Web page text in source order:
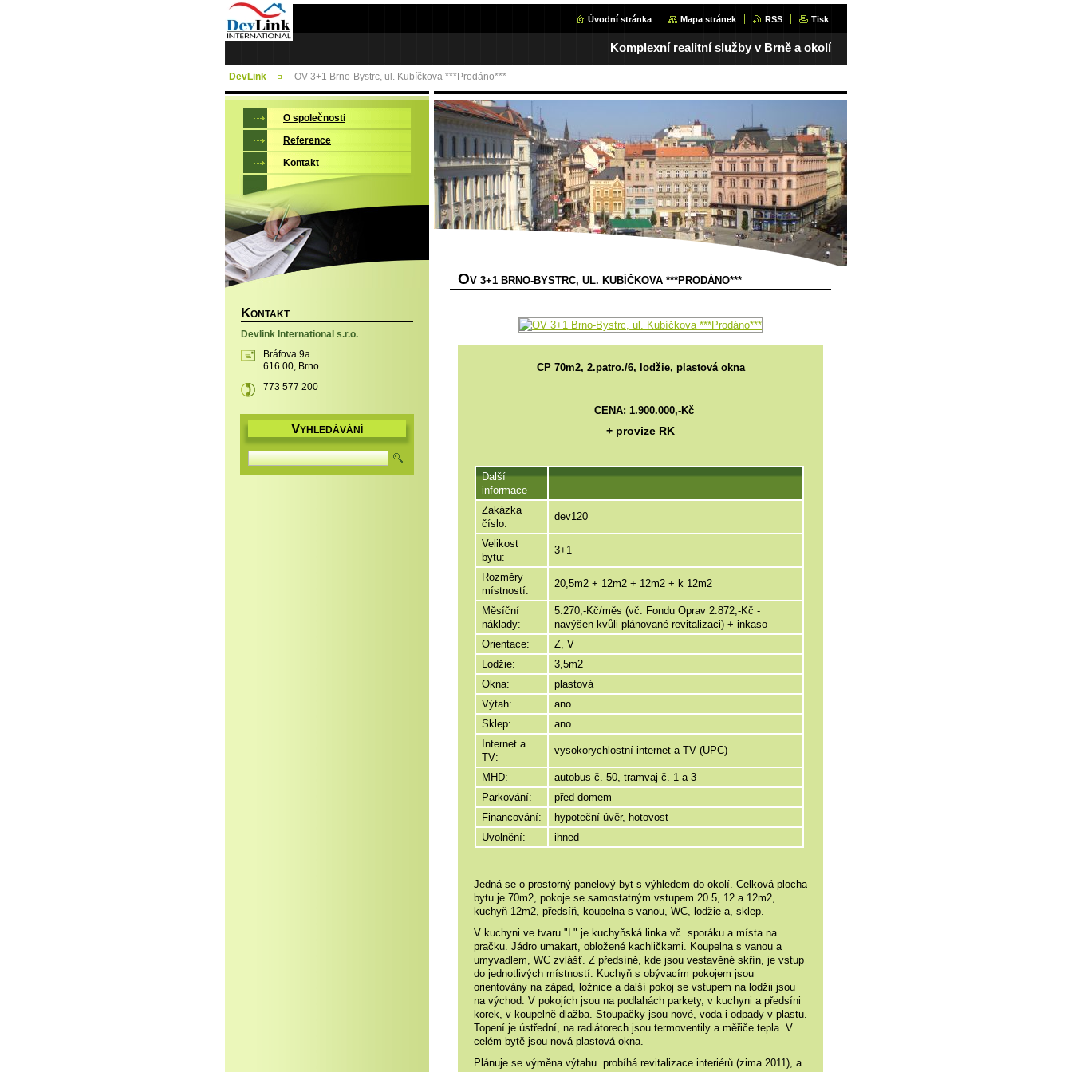
Úvodní stránka Mapa stránek RSS Tisk
Komplexní realitní služby v Brně a okolí
DevLink OV 3+1 Brno-Bystrc, ul. Kubíčkova ***Prodáno***
OV 3+1 BRNO-BYSTRC, UL. KUBÍČKOVA ***PRODÁNO***
CP 70m2, 2.patro./6, lodžie, plastová okna
CENA: 1.900.000,-Kč
+ provize RK
Další
informace
Zakázka
číslo:
dev120
Velikost
bytu:
3+1
Rozměry
místností:
20,5m2 + 12m2 + 12m2 + k 12m2
Měsíční
náklady:
5.270,-Kč/měs (vč. Fondu Oprav 2.872,-Kč -
navýšen kvůli plánované revitalizaci) + inkaso
Orientace:
Z, V
Lodžie:
3,5m2
Okna:
plastová
Výtah:
ano
Sklep:
ano
Internet a
TV:
vysokorychlostní internet a TV (UPC)
MHD:
autobus č. 50, tramvaj č. 1 a 3
Parkování:
před domem
Financování:
hypoteční úvěr, hotovost
Uvolnění:
ihned
Jedná se o prostorný panelový byt s výhledem do okolí. Celková plocha
bytu je 70m2, pokoje se samostatným vstupem 20.5, 12 a 12m2,
kuchyň 12m2, předsíň, koupelna s vanou, WC, lodžie a, sklep.
V kuchyni ve tvaru "L" je kuchyňská linka vč. sporáku a místa na
pračku. Jádro umakart, obložené kachličkami. Koupelna s vanou a
umyvadlem, WC zvlášť. Z předsíně, kde jsou vestavěné skřín, je vstup
do jednotlivých místností. Kuchyň s obývacím pokojem jsou
orientovány na západ, ložnice a další pokoj se vstupem na lodžii jsou
na východ. V pokojích jsou na podlahách parkety, v kuchyni a předsíni
korek, v koupelně dlažba. Stoupačky jsou nové, voda i odpady v plastu.
Topení je ústřední, na radiátorech jsou termoventily a měřiče tepla. V
celém bytě jsou nová plastová okna.
Plánuje se výměna výtahu. probíhá revitalizace interiérů (zima 2011), a
O společnosti
Reference
Kontakt
KONTAKT
Devlink International s.r.o.
Bráfova 9a
616 00, Brno
773 577 200
VYHLEDÁVÁNÍ